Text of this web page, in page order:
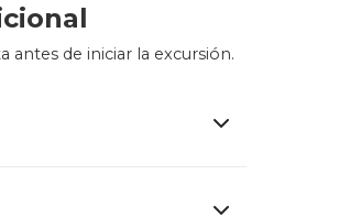
antes de iniciar la excursión.